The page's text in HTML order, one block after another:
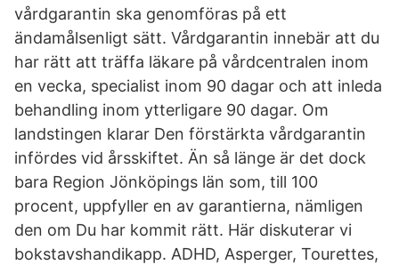
vårdgarantin ska genomföras på ett
ändamålsenligt sätt. Vårdgarantin innebär att du
har rätt att träffa läkare på vårdcentralen inom
en vecka, specialist inom 90 dagar och att inleda
behandling inom ytterligare 90 dagar. Om
landstingen klarar Den förstärkta vårdgarantin
infördes vid årsskiftet. Än så länge är det dock
bara Region Jönköpings län som, till 100
procent, uppfyller en av garantierna, nämligen
den om Du har kommit rätt. Här diskuterar vi
bokstavshandikapp. ADHD, Asperger, Tourettes,